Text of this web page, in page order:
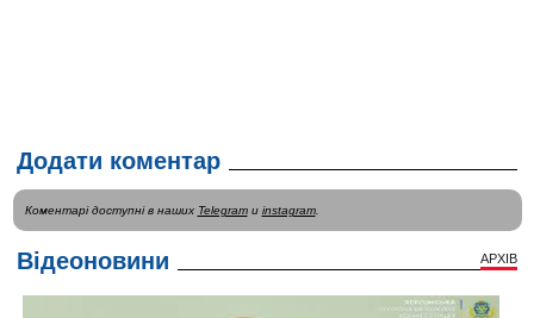
Додати коментар
Коментарі доступні в наших Telegramи instagram.
Відеоновини АРХІВ